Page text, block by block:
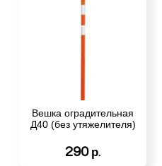
Вешка оградительная
Д40 (без утяжелителя)
290 р.